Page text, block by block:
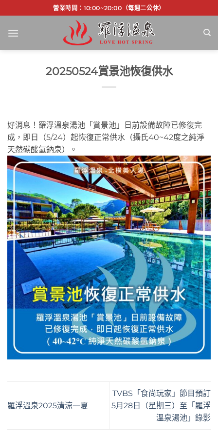
to
content
營業時間：10:00~20:00（每週二公休）
20250524賞景池恢復供水
好消息！羅浮溫泉湯池「賞景池」日前設備故障已修復完
成，即日（5/24）起恢復正常供水（攝氏40~42度之純淨
天然碳酸氫鈉泉）。
羅浮溫泉2025清涼一夏
TVBS「食尚玩家」節目預訂
5月28日（星期三）至「羅浮
溫泉湯池」錄影